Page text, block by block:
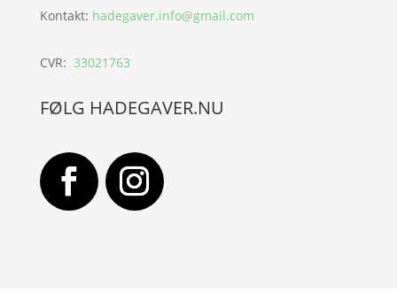
Kontakt: hadegaver.info@gmail.com
CVR: 33021763
FØLG HADEGAVER.NU